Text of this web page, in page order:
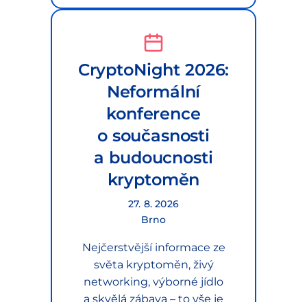
CryptoNight 2026:
Neformální
konference
o současnosti
a budoucnosti
kryptoměn
27. 8. 2026
Brno
Nejčerstvější informace ze
světa kryptoměn, živý
networking, výborné jídlo
a skvělá zábava – to vše je